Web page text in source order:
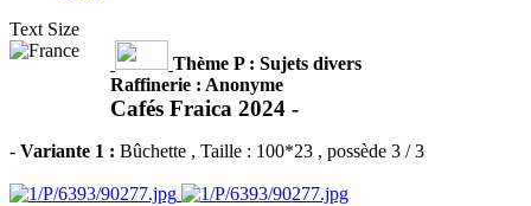
Text Size
Thème P : Sujets divers
Raffinerie : Anonyme
Cafés Fraica 2024 -
- Variante 1 : Bûchette , Taille : 100*23 , possède 3 / 3